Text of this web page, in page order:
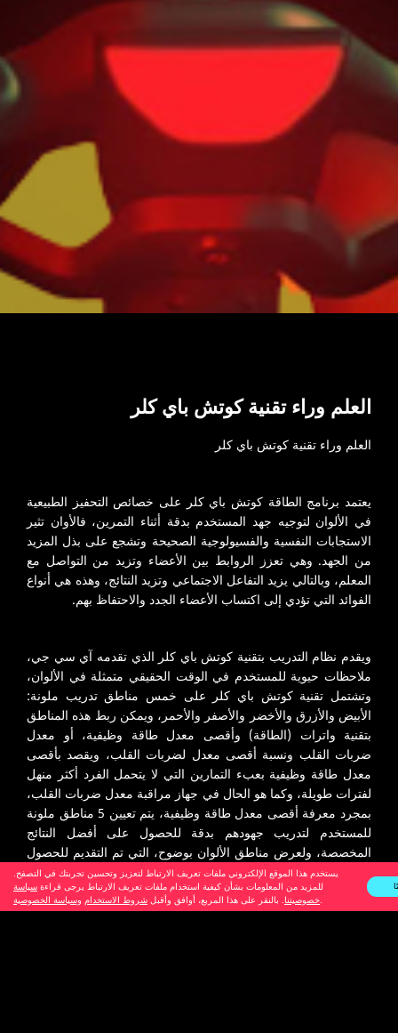
يستخدم هذا الموقع الإلكتروني ملفات تعريف الارتباط لتعزيز وتحسين تجربتك في التصفح.
للمزيد من المعلومات بشأن كيفية استخدام ملفات تعريف الارتباط يرجى قراءة سياسة
خصوصيتنا . بالنقر على هذا المربع، أوافق وأقبل شروط الاستخدام وسياسة الخصوصية
العلم وراء تقنية كوتش باي كلر
العلم وراء تقنية كوتش باي كلر
يعتمد برنامج الطاقة كوتش باي كلر على خصائص التحفيز الطبيعية
في الألوان لتوجيه جهد المستخدم بدقة أثناء التمرين، فالأوان تثير
الاستجابات النفسية والفسيولوجية الصحيحة وتشجع على بذل المزيد
من الجهد. وهي تعزز الروابط بين الأعضاء وتزيد من التواصل مع
المعلم، وبالتالي يزيد التفاعل الاجتماعي وتزيد النتائج، وهذه هي أنواع
الفوائد التي تؤدي إلى اكتساب الأعضاء الجدد والاحتفاظ بهم.
ويقدم نظام التدريب بتقنية كوتش باي كلر الذي تقدمه آي سي جي،
ملاحظات حيوية للمستخدم في الوقت الحقيقي متمثلة في الألوان،
وتشتمل تقنية كوتش باي كلر على خمس مناطق تدريب ملونة:
الأبيض والأزرق والأخضر والأصفر والأحمر، ويمكن ربط هذه المناطق
بتقنية واترات (الطاقة) وأقصى معدل طاقة وظيفية، أو معدل
ضربات القلب ونسبة أقصى معدل لضربات القلب، ويقصد بأقصى
معدل طاقة وظيفية بعبء التمارين التي لا يتحمل الفرد أكثر منهل
لفترات طويلة، وكما هو الحال في جهاز مراقبة معدل ضربات القلب،
بمجرد معرفة أقصى معدل طاقة وظيفية، يتم تعيين 5 مناطق ملونة
للمستخدم لتدريب جهودهم بدقة للحصول على أفضل النتائج
المخصصة، ولعرض مناطق الألوان بوضوح، التي تم التقديم للحصول
على براءة اختراع لها، تم تجهيز شاشة جهاز واترات تي اف تي 2.0
بدرجة سطوع كاملة الألوان وخاصية الطاقة الذاتية وتكامل الألوان
وشاشة ال اي دي أمامية، وبفضل مصابيح إل إي دي عالية الطاقة